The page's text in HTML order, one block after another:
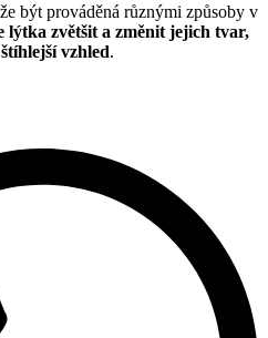
být prováděná různými způsoby v
lýtka zvětšit a změnit jejich tvar,
vzhled.